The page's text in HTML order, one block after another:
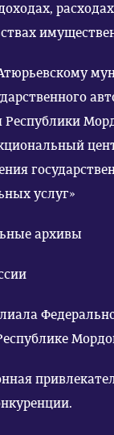
Республики
услуг»
архивы